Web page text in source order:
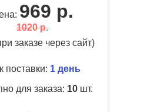
969 р.
1020 р.
заказе через сайт)
поставки: 1 день
для заказа: 10шт.